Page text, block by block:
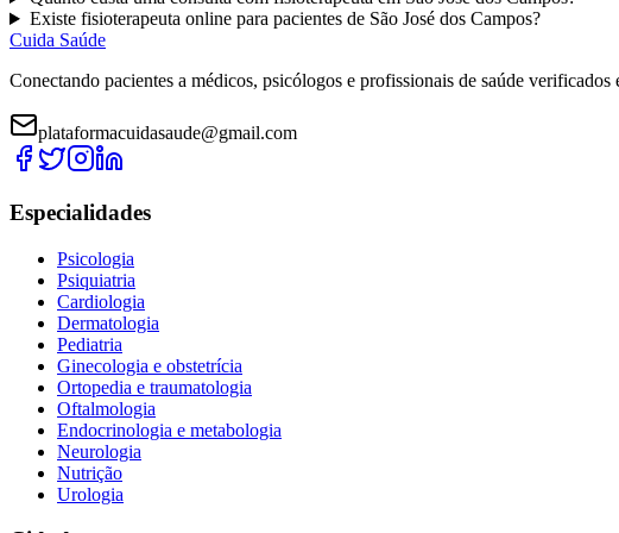
Existe fisioterapeuta online para pacientes de São José dos Campos?
Cuida Saúde
Conectando pacientes a médicos, psicólogos e profissionais de saúde
plataformacuidasaude@gmail.com
Especialidades
Psicologia
Psiquiatria
Cardiologia
Dermatologia
Pediatria
Ginecologia e obstetrícia
Ortopedia e traumatologia
Oftalmologia
Endocrinologia e metabologia
Neurologia
Nutrição
Urologia